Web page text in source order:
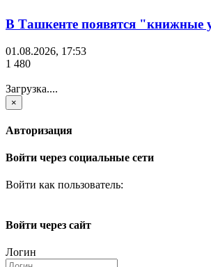
В Ташкенте появятся
01.08.2026, 17:53
1 480
Загрузка....
×
Авторизация
Войти через социальные сети
Войти как пользователь:
Войти через сайт
Логин